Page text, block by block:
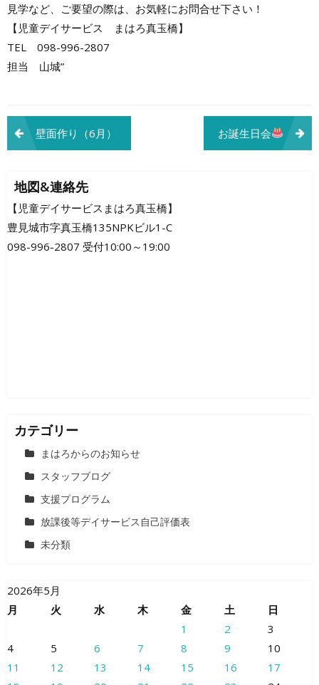
見学など、ご要望の際は、お気軽にお問合せ下さい！
【児童デイサービス まはろ真玉橋】
TEL 098-996-2807
担当 山城”
投
稿
ナ
ビ
ゲ
壁面作り（6月） お誕生日会
地図&連絡先
【児童デイサービスまはろ真玉橋】
豊見城市字真玉橋135NPKビル1-C
098-996-2807 受付10:00～19:00
カテゴリー
まはろからのお知らせ
スタッフブログ
支援プログラム
放課後等デイサービス自己評価表
未分類
2026年5月
月
火 水 木 金 土
日
1
2
3
4
5 6 7 8 9
10
11
12 13 14 15 16
17